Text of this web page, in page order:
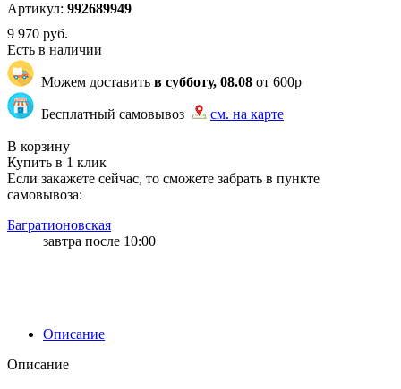
Артикул: 992689949
9 970 руб.
Есть в наличии
Можем доставить в субботу, 08.08 от 600р
Бесплатный самовывоз
см. на карте
В корзину
Купить в 1 клик
Если закажете сейчас, то сможете забрать в пункте
самовывоза:
Багратионовская
завтра после 10:00
Описание
Описание